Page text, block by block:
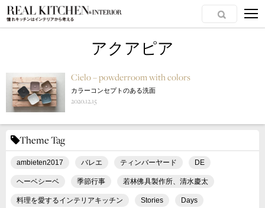
アクアピア
Cielo – powderroom with colors
カラーコンセプトのある洗面
2020.12.15
Theme Tag
ambieten2017 バレエ ティンバーヤード DE
ヘーベシーベ 季節行事 若林佛具製作所、清水慶太
料理を愛するインテリアキッチン Stories Days